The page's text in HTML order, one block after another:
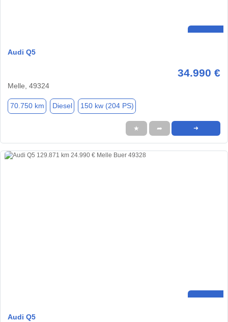
Audi Q5
34.990 €
Melle, 49324
70.750 km Diesel 150 kw (204 PS)
★ ➦ ➜
Audi Q5